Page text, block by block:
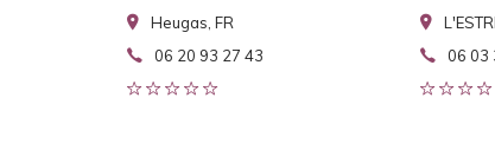
Heugas, FR
06 20 93 27 43
06 03